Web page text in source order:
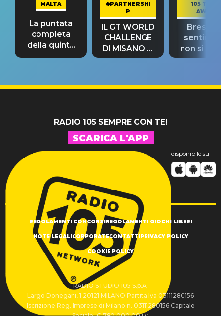
MALTA
La puntata
completa
della quinta
tappa
#PARTNERSHI
P
IL GT WORLD
CHALLENGE
DI MISANO si
riconferma
105 TAKE
AWAY
Bresh:
non si
fino alla
RADIO 105 SEMPRE CON TE!
SCARICA L'APP
disponibile su
REGOLAMENTI CONCORSIREGOLAMENTI GIOCHI LIBERI
NOTE LEGALICORPORATECONTATTIPRIVACY POLICY
COOKIE POLICY
RADIO STUDIO 105 S.p.A.
Largo Donegani, 1 20121 MILANO Partita Iva 03111280156
Iscrizione Reg. Imprese di Milano n. 03111280156 Capitale